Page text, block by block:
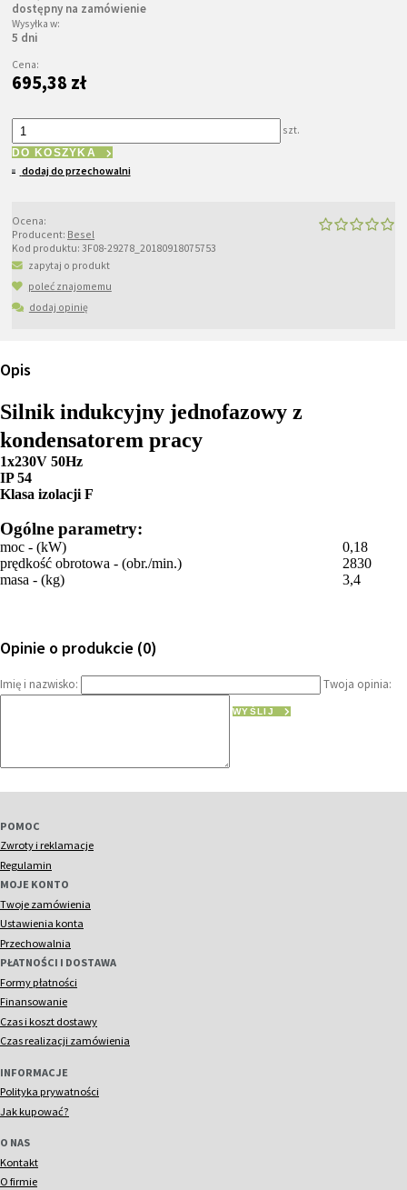
dostępny na zamówienie
Wysyłka w:
5 dni
Cena:
695,38 zł
szt.
DO KOSZYKA
dodaj do przechowalni
Ocena:
Producent: Besel
Kod produktu: 3F08-29278_20180918075753
zapytaj o produkt
poleć znajomemu
dodaj opinię
Opis
Silnik indukcyjny jednofazowy z
kondensatorem pracy
1x230V 50Hz
IP 54
Klasa izolacji F
Ogólne parametry:
moc - (kW)
0,18
prędkość obrotowa - (obr./min.)
2830
masa - (kg)
3,4
Opinie o produkcie (0)
Imię i nazwisko: Twoja opinia:
WYŚLIJ
POMOC
Zwroty i reklamacje
Regulamin
MOJE KONTO
Twoje zamówienia
Ustawienia konta
Przechowalnia
PŁATNOŚCI I DOSTAWA
Formy płatności
Finansowanie
Czas i koszt dostawy
Czas realizacji zamówienia
INFORMACJE
Polityka prywatności
Jak kupować?
O NAS
Kontakt
O firmie